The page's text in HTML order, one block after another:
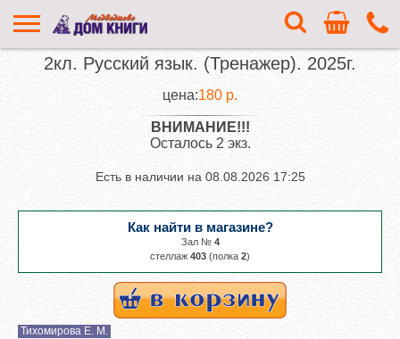
2кл. Русский язык. (Тренажер). 2025г.
Тихомирова Е. М.
цена:180 р.
ВНИМАНИЕ!!!
Осталось 2 экз.
Есть в наличии на 08.08.2026 17:25
Как найти в магазине?
Зал № 4
cтеллаж 403 (полка 2)